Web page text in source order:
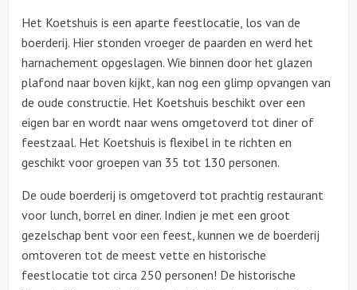
Het Koetshuis is een aparte feestlocatie, los van de
boerderij. Hier stonden vroeger de paarden en werd het
harnachement opgeslagen. Wie binnen door het glazen
plafond naar boven kijkt, kan nog een glimp opvangen van
de oude constructie. Het Koetshuis beschikt over een
eigen bar en wordt naar wens omgetoverd tot diner of
feestzaal. Het Koetshuis is flexibel in te richten en
geschikt voor groepen van 35 tot 130 personen.
De oude boerderij is omgetoverd tot prachtig restaurant
voor lunch, borrel en diner. Indien je met een groot
gezelschap bent voor een feest, kunnen we de boerderij
omtoveren tot de meest vette en historische
feestlocatie tot circa 250 personen! De historische